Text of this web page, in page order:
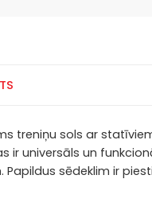
treniņu sols ar
ir universāls un
Papildus sēdeklim ir